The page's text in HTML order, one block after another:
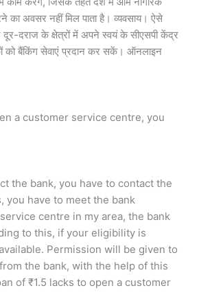
का अवसर नहीं मिल पाता है। व्यवसाय। ऐसे
दूर-दराज के क्षेत्रों में अपने स्वयं के सीएसपी केंद्र
को बैंकिंग सेवाएं प्रदान कर सकें। ऑनलाइन
a customer service centre, you
the bank, you have to contact the
you have to meet the bank
centre in my area, the bank
to this, if your eligibility is
Permission will be given to
the bank, with the help of this
of ₹1.5 lacks to open a customer